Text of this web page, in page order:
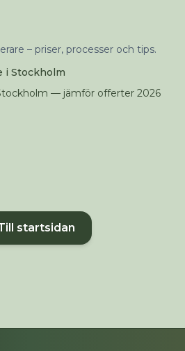
– priser, processer och tips.
i Stockholm
— jämför offerter 2026
startsidan